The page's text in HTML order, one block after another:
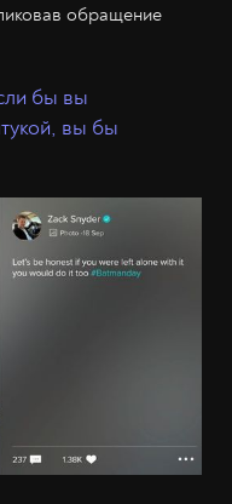
обращение
бы вы
вы бы